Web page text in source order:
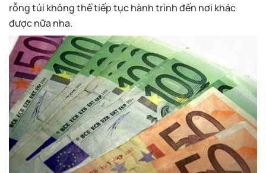
rỗng túi không thể tiếp tục hành trình đến nơi khác
được nữa nha.